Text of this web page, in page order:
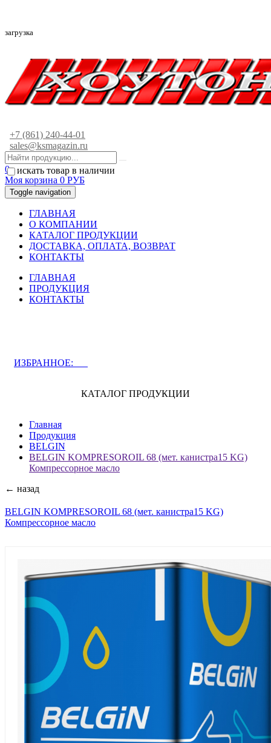
загрузка
+7 (861) 240-44-01
sales@ksmagazin.ru
искать товар в наличии
0
Моя корзина 0 РУБ
Toggle navigation
ГЛАВНАЯ
О КОМПАНИИ
КАТАЛОГ ПРОДУКЦИИ
ДОСТАВКА, ОПЛАТА, ВОЗВРАТ
КОНТАКТЫ
ГЛАВНАЯ
ПРОДУКЦИЯ
КОНТАКТЫ
ИЗБРАННОЕ:
КАТАЛОГ ПРОДУКЦИИ
Главная
Продукция
BELGIN
BELGIN KOMPRESOROIL 68 (мет. канистра15 KG)
Компрессорное масло
← назад
BELGIN KOMPRESOROIL 68 (мет. канистра15 KG)
Компрессорное масло